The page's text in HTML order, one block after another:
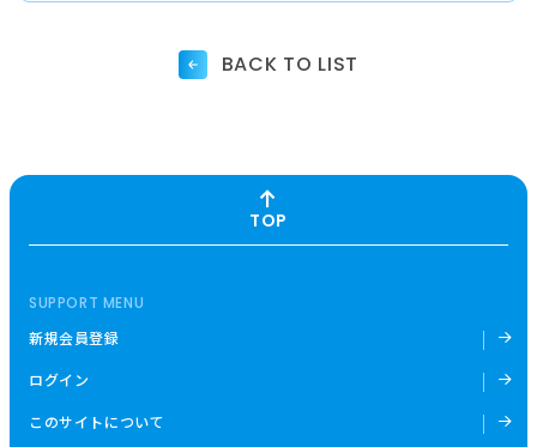
BACK TO LIST
TOP
SUPPORT MENU
新規会員登録
ログイン
このサイトについて